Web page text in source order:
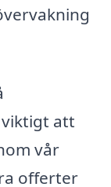
att
vår
offerter